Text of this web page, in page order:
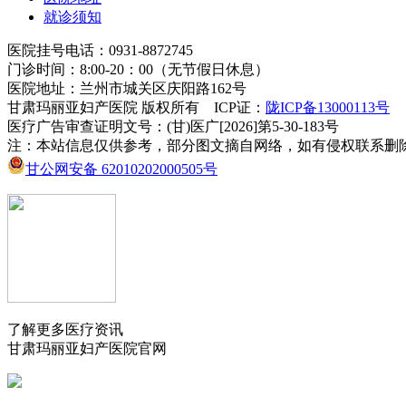
就诊须知
医院挂号电话：0931-8872745
门诊时间：8:00-20：00（无节假日休息）
医院地址：兰州市城关区庆阳路162号
甘肃玛丽亚妇产医院 版权所有 ICP证： 陇ICP备13000113号
医疗广告审查证明文号：(甘)医广[2026]第5-30-183号
注：本站信息仅供参考，部分图文摘自网络，如有侵权联系删
甘公网安备 62010202000505号
了解更多医疗资讯
甘肃玛丽亚妇产医院官网